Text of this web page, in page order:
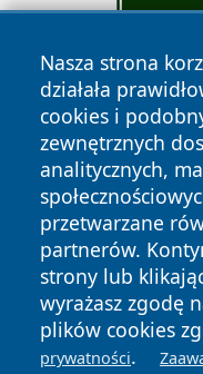
Nasza strona
działała
cookies i
zewnętrznych
analitycznych,
przetwarzane
partnerów.
strony lub
wyrażasz zgodę
plików cookies
prywatności.
Copyright © 2026
zastrzeżone.